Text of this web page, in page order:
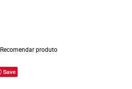
Recomendar produto
Save